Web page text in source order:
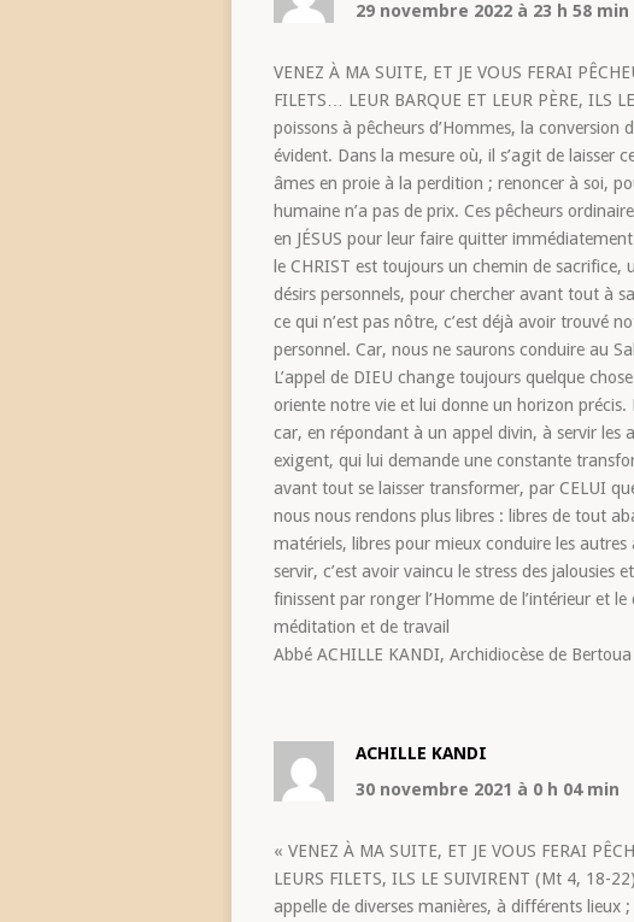
29 novembre 2022 à 23 h 58 min
VENEZ À MA SUITE, ET JE VOUS FERAI
FILETS… LEUR BARQUE ET LEUR PÈRE, ILS
poissons à pêcheurs d’Hommes, la conversion
évident. Dans la mesure où, il s’agit de laisser
âmes en proie à la perdition ; renoncer à soi,
humaine n’a pas de prix. Ces pêcheurs
en JÉSUS pour leur faire quitter
le CHRIST est toujours un chemin de
désirs personnels, pour chercher avant tout à
ce qui n’est pas nôtre, c’est déjà avoir trouvé
personnel. Car, nous ne saurons conduire au
L’appel de DIEU change toujours quelque
oriente notre vie et lui donne un horizon précis.
car, en répondant à un appel divin, à servir les
exigent, qui lui demande une constante
avant tout se laisser transformer, par CELUI
nous nous rendons plus libres : libres de tout
matériels, libres pour mieux conduire les
servir, c’est avoir vaincu le stress des jalousies
finissent par ronger l’Homme de l’intérieur et
méditation et de travail
Abbé ACHILLE KANDI, Archidiocèse de Bertoua
ACHILLE KANDI
30 novembre 2021 à 0 h 04 min
« VENEZ À MA SUITE, ET JE VOUS FERAI
LEURS FILETS, ILS LE SUIVIRENT (Mt 4, 18-
appelle de diverses manières, à différents